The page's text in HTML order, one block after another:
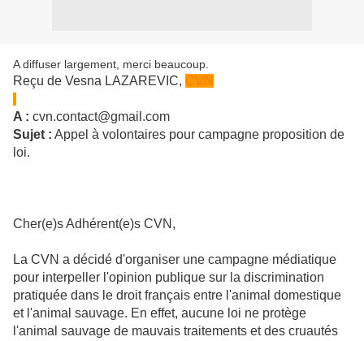
A diffuser largement, merci beaucoup.
Reçu de Vesna LAZAREVIC, CVN
A : cvn.contact@gmail.com
Sujet : Appel à volontaires pour campagne proposition de
loi.
Cher(e)s Adhérent(e)s CVN,
La CVN a décidé d'organiser une campagne médiatique
pour interpeller l'opinion publique sur la discrimination
pratiquée dans le droit français entre l'animal domestique
et l'animal sauvage. En effet, aucune loi ne protège
l'animal sauvage de mauvais traitements et des cruautés